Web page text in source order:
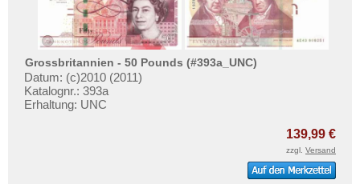
Grossbritannien - 50 Pounds (#393a_UNC)
Datum: (c)2010 (2011)
Katalognr.: 393a
Erhaltung: UNC
139,99 €
zzgl. Versand